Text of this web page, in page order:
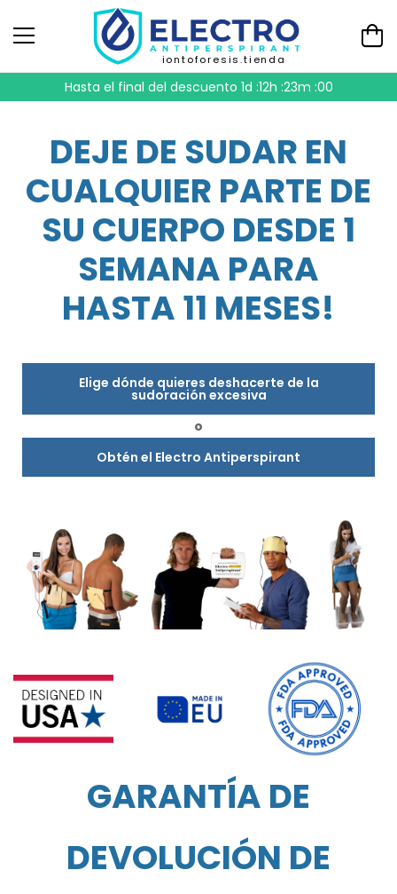
iontoforesis.tienda
Hasta el final del descuento 1d :12h :22m :59
DEJE DE SUDAR EN
CUALQUIER PARTE DE
SU CUERPO DESDE 1
SEMANA PARA
HASTA 11 MESES!
Elige dónde quieres deshacerte de la
sudoración excesiva
o
Obtén el Electro Antiperspirant
GARANTÍA DE
DEVOLUCIÓN DE